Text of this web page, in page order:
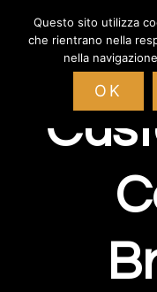
navigazione
contenuto
Questo sito utilizza
che rientrano nella
nella
OK